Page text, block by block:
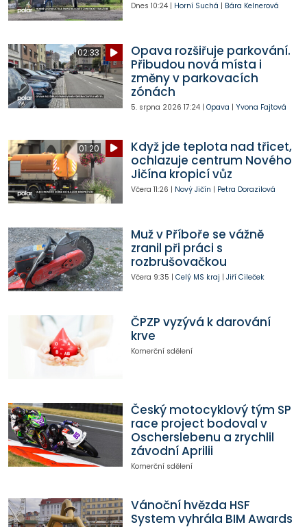
Dnes 10:24| Horní Suchá | Bára Kelnerová
02:33
Opava rozšiřuje parkování.
Přibudou nová místa i
změny v parkovacích
zónách
5. srpna 2026 17:24| Opava | Yvona Fajtová
01:20
Když jde teplota nad třicet,
ochlazuje centrum Nového
Jičína kropicí vůz
Včera 11:26 | Nový Jičín | Petra Dorazilová
Muž v Příboře se vážně
zranil při práci s
rozbrušovačkou
Včera 9:35 | Celý MS kraj | Jiří Cileček
ČPZP vyzývá k darování
krve
Komerční sdělení
Český motocyklový tým SP
race project bodoval v
Oscherslebenu a zrychlil
závodní Aprilii
Komerční sdělení
Vánoční hvězda HSF
System vyhrála BIM Awards